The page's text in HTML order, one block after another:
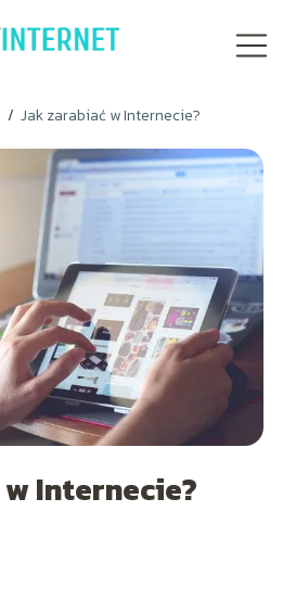
/ Jak zarabiać w Internecie?
Internecie?